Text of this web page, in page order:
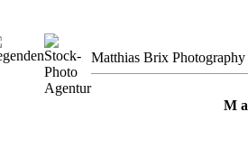
Matthias Brix
M